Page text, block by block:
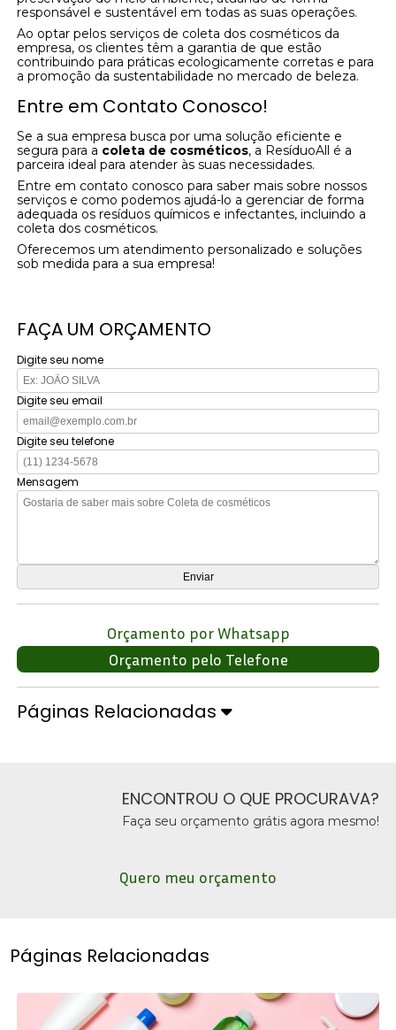
responsável e sustentável em todas as suas operações.
Ao optar pelos serviços de coleta dos cosméticos da
empresa, os clientes têm a garantia de que estão
contribuindo para práticas ecologicamente corretas e para
a promoção da sustentabilidade no mercado de beleza.
Entre em Contato Conosco!
Se a sua empresa busca por uma solução eficiente e
segura para a coleta de cosméticos, a ResíduoAll é a
parceira ideal para atender às suas necessidades.
Entre em contato conosco para saber mais sobre nossos
serviços e como podemos ajudá-lo a gerenciar de forma
adequada os resíduos químicos e infectantes, incluindo a
coleta dos cosméticos.
Oferecemos um atendimento personalizado e soluções
sob medida para a sua empresa!
FAÇA UM ORÇAMENTO
Digite seu nome
Digite seu email
Digite seu telefone
Mensagem
Orçamento por Whatsapp
Orçamento pelo Telefone
Páginas Relacionadas
ENCONTROU O QUE PROCURAVA?
Faça seu orçamento grátis agora mesmo!
Quero meu orçamento
Páginas Relacionadas